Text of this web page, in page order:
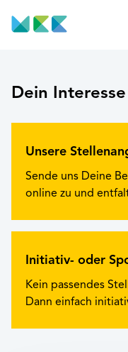
Dein
Unsere
Sende uns Deine
online zu und
Initiativ- oder
Kein passendes
Dann einfach